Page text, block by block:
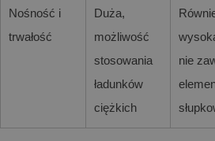
Nośność i
trwałość
Duża,
możliwość
stosowania
ładunków
ciężkich
nie